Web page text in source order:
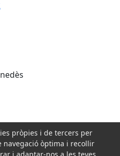
pròpies i de tercers per
òptima i recollir